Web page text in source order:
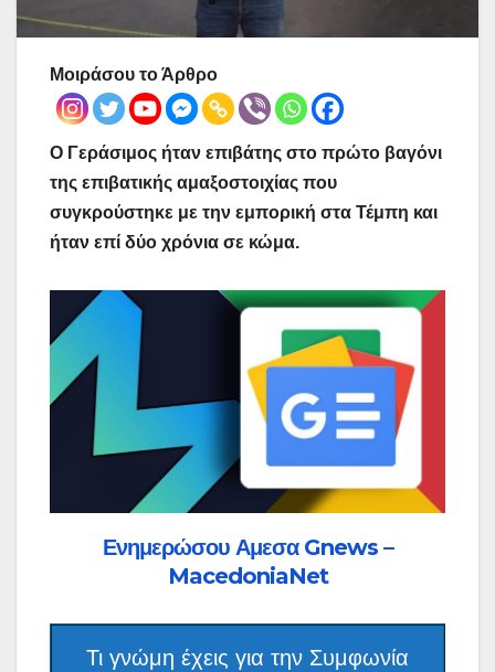
Μοιράσου το Άρθρο
Ο Γεράσιμος ήταν επιβάτης στο πρώτο βαγόνι
της επιβατικής αμαξοστοιχίας που
συγκρούστηκε με την εμπορική στα Τέμπη και
ήταν επί δύο χρόνια σε κώμα.
Ενημερώσου Αμεσα Gnews –
MacedoniaNet
Τι γνώμη έχεις για την Συμφωνία